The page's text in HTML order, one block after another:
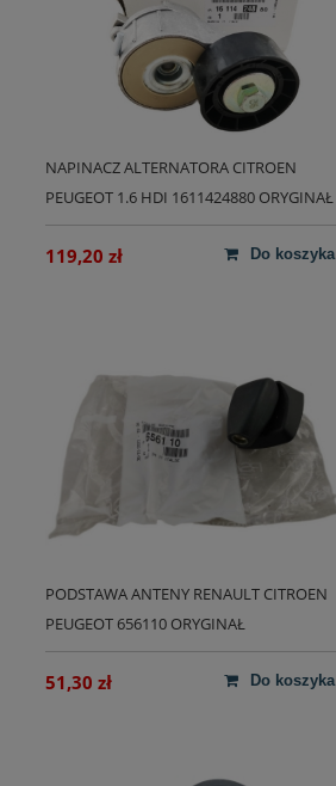
NAPINACZ ALTERNATORA CITROEN
PEUGEOT 1.6 HDI 1611424880 ORYGINAŁ
119,20 zł do koszyka
PODSTAWA ANTENY RENAULT CITROEN
PEUGEOT 656110 ORYGINAŁ
51,30 zł do koszyka